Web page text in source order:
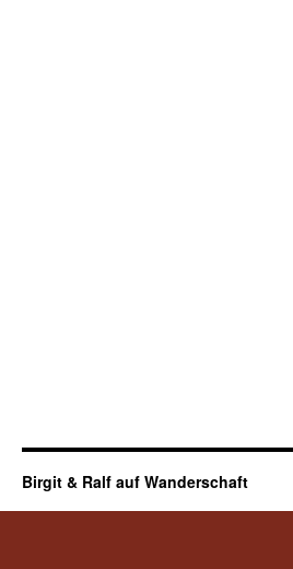
Birgit & Ralf auf Wanderschaft